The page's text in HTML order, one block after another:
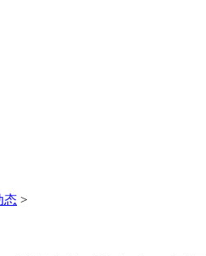
态 >